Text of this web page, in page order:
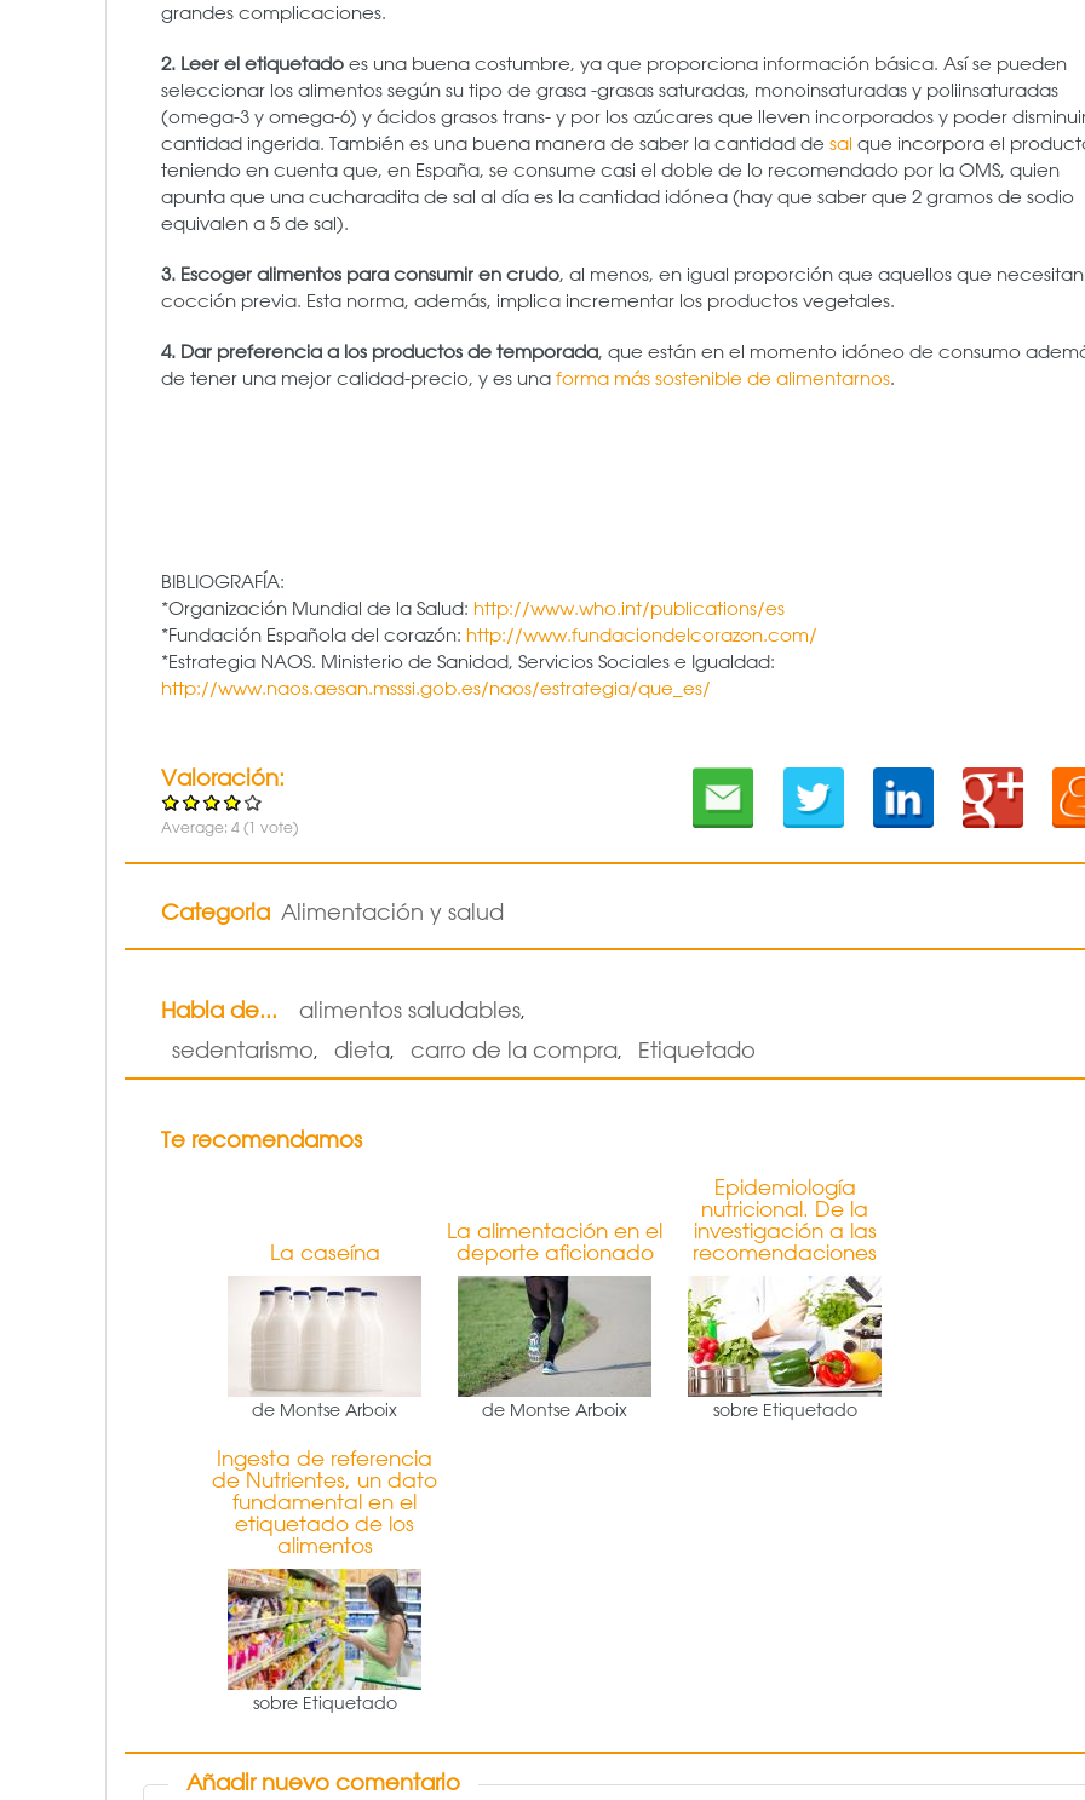
grandes complicaciones.
2. Leer el etiquetado es una buena costumbre, ya que proporciona información básica. Así se pueden
seleccionar los alimentos según su tipo de grasa -grasas saturadas, monoinsaturadas y poliinsaturadas
(omega-3 y omega-6) y ácidos grasos trans- y por los azúcares que lleven incorporados y poder
cantidad ingerida. También es una buena manera de saber la cantidad de sal que incorpora el
teniendo en cuenta que, en España, se consume casi el doble de lo recomendado por la OMS, quien
apunta que una cucharadita de sal al día es la cantidad idónea (hay que saber que 2 gramos de sodio
equivalen a 5 de sal).
3. Escoger alimentos para consumir en crudo, al menos, en igual proporción que aquellos que necesitan
cocción previa. Esta norma, además, implica incrementar los productos vegetales.
4. Dar preferencia a los productos de temporada, que están en el momento idóneo de consumo
de tener una mejor calidad-precio, y es una forma más sostenible de alimentarnos.
BIBLIOGRAFÍA:
*Organización Mundial de la Salud: http://www.who.int/publications/es
*Fundación Española del corazón: http://www.fundaciondelcorazon.com/
*Estrategia NAOS. Ministerio de Sanidad, Servicios Sociales e Igualdad:
http://www.naos.aesan.msssi.gob.es/naos/estrategia/que_es/
Valoración:
Average: 4(1 vote)
Categoria Alimentación y salud
Habla de... alimentos saludables,
sedentarismo, dieta, carro de la compra, Etiquetado
Te recomendamos
La caseína
de Montse Arboix
La alimentación en el
deporte aficionado
de Montse Arboix
Epidemiología
nutricional. De la
investigación a las
recomendaciones
sobre Etiquetado
Ingesta de referencia
de Nutrientes, un dato
fundamental en el
etiquetado de los
alimentos
sobre Etiquetado
Añadir nuevo comentario